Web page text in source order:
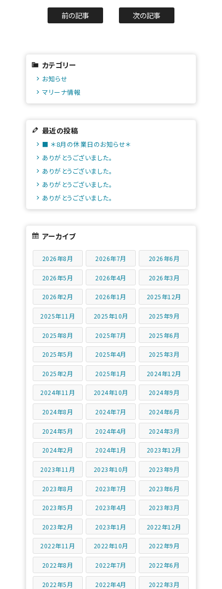
前の記事 次の記事
カテゴリー
お知らせ
マリーナ情報
最近の投稿
■ ＊8月の休業日のお知らせ＊
ありがとうございました。
ありがとうございました。
ありがとうございました。
ありがとうございました。
アーカイブ
2026年8月 2026年7月 2026年6月
2026年5月 2026年4月 2026年3月
2026年2月 2026年1月 2025年12月
2025年11月 2025年10月 2025年9月
2025年8月 2025年7月 2025年6月
2025年5月 2025年4月 2025年3月
2025年2月 2025年1月 2024年12月
2024年11月 2024年10月 2024年9月
2024年8月 2024年7月 2024年6月
2024年5月 2024年4月 2024年3月
2024年2月 2024年1月 2023年12月
2023年11月 2023年10月 2023年9月
2023年8月 2023年7月 2023年6月
2023年5月 2023年4月 2023年3月
2023年2月 2023年1月 2022年12月
2022年11月 2022年10月 2022年9月
2022年8月 2022年7月 2022年6月
2022年5月 2022年4月 2022年3月